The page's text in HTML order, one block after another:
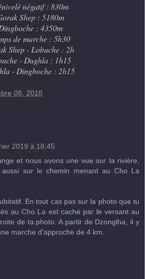
négatif : 830m
Shep : 5180m
: 4350m
de marche : 5h30
Shep - Lobuche : 2h
- Dughla : 1h15
- Dingboche : 2h15
08, 2018
2019 à 18:45
et nous avons une vue sur la rivière,
sur le chemin menant au Cho La
En tout cas pas sur la photo que tu
au Cho La est caché par le versant au
de ta photo. A partir de Dzonglha, il y
marche d'approche de 4 km.